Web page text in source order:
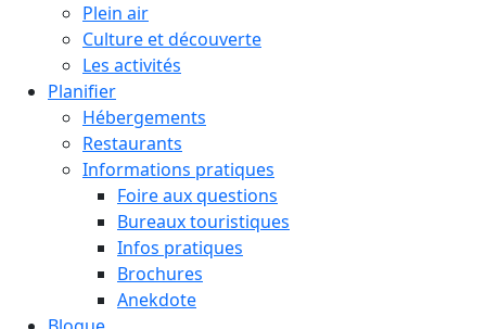
Plein air
Culture et découverte
Les activités
Planifier
Hébergements
Restaurants
Informations pratiques
Foire aux questions
Bureaux touristiques
Infos pratiques
Brochures
Anekdote